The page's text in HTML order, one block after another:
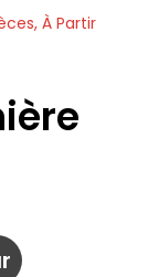
À Partir